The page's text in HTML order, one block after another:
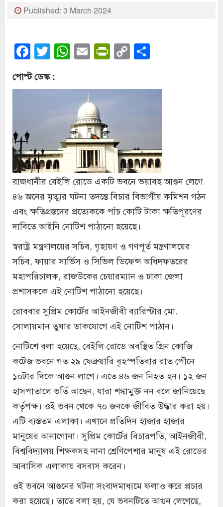
Published: 3 March 2024
Facebook
Twitter
WhatsApp
EmailPrintFriendly
Copy
Link
পোস্ট ডেস্ক :
রাজধানীর বেইলি রোডে একটি ভবনে ভয়াবহ আগুন লেগে
৪৬ জনের মৃত্যুর ঘটনা তদন্তে বিচার বিভাগীয় কমিশন গঠন
এবং ক্ষতিগ্রস্তদের প্রত্যেককে পাঁচ কোটি টাকা ক্ষতিপূরণের
দাবিতে আইনি নোটিশ পাঠানো হয়েছে।
স্বরাষ্ট্র মন্ত্রণালয়ের সচিব, গৃহায়ণ ও গণপূর্ত মন্ত্রণালয়ের
সচিব, ফায়ার সার্ভিস ও সিভিল ডিফেন্স অধিদফতরের
মহাপরিচালক, রাজউকের চেয়ারম্যান ও ঢাকা জেলা
প্রশাসককে এই নোটিশ পাঠানো হয়েছে।
রোববার সুপ্রিম কোর্টের আইনজীবী ব্যারিস্টার মো.
সোলায়মান তুষার ডাকযোগে এই নোটিশ পাঠান।
নোটিশে বলা হয়েছে, বেইলি রোডে অবস্থিত গ্রিন কোজি
কটেজ ভবনে গত ২৯ ফেব্রুয়ারি বৃহস্পতিবার রাত পৌনে
১০টার দিকে আগুন লাগে। এতে ৪৬ জন নিহত হন। ১২ জন
হাসপাতালে ভর্তি আছেন, যারা শঙ্কামুক্ত নন বলে জানিয়েছে
কর্তৃপক্ষ। ওই ভবন থেকে ৭০ জনকে জীবিত উদ্ধার করা হয়।
এটি ব্যস্ততম এলাকা‌। এখানে প্রতিদিন হাজার হাজার
মানুষের আনাগোনা। সুপ্রিম কোর্টের বিচারপতি, আইনজীবী,
বিশ্ববিদ্যালয় শিক্ষকসহ নানা শ্রেণিপেশার মানুষ এই রোডের
আবাসিক এলাকায় বসবাস করেন।
ওই ভবনে আগুনের ঘটনা সংবাদমাধ্যমে ফলাও করে প্রচার
করা হয়েছে। তাতে বলা হয়, যে ভবনটিতে আগুন লেগেছে,